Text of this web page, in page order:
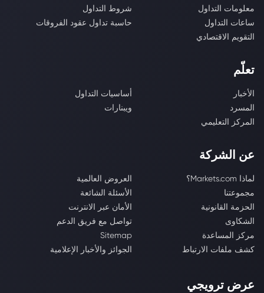
معلومات التداول
شروط التداول
ساعات التداول
حاسبة تداول عقود الفروقات
التقويم الاقتصادي
تعلّم
الأخبار
أساسيات التداول
المسرد
ويبنارات
المركز التعليمي
عن الشركة
لماذا Markets.com؟
العروض العالمية
مجموعتنا
الأسئلة الشائعة
الحزمة القانونية
الأمان عبر الانترنت
الشكاوى
تواصل مع فريق الدعم
مركز المساعدة
Sitemap
كشف ملفات الارتباط
الجوائز والأخبار الإعلامية
عرض ترويجي